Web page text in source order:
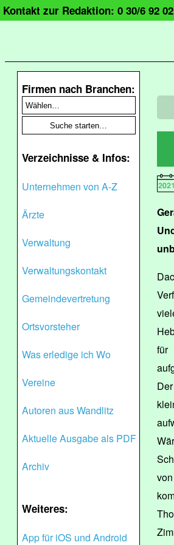
Kontakt zur Redaktion: 0 30/6 92
Firmen nach Branchen:
Verzeichnisse & Infos:
Unternehmen von A-Z
Ärzte
Verwaltung
Verwaltungskontakt
Gemeindevertretung
Ortsvorsteher
Was erledige ich Wo
Vereine
Autoren aus Wandlitz
Aktuelle Ausgabe als PDF
Archiv
Weiteres:
App für iOS und Android
für